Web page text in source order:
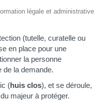
légale et administrative
(tutelle, curatelle ou
en place pour une
la personne
de la demande.
(huis clos), et se déroule,
majeur à protéger.